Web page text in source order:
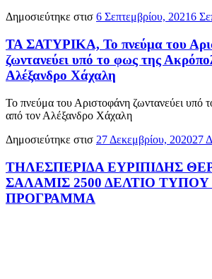
Δημοσιεύτηκε στισ 6 Σεπτεμβρίου, 20216
ΤΑ ΣΑΤΥΡΙΚΑ, Το πνεύμα του
ζωντανεύει υπό το φως της
Αλέξανδρο Χάχαλη
Το πνεύμα του Αριστοφάνη ζωντανεύει υπό
από τον Αλέξανδρο Χάχαλη
Δημοσιεύτηκε στισ 27 Δεκεμβρίου, 202027
ΤΗΛΕΣΠΕΡΙΔΑ ΕΥΡΙΠΙΔΗΣ
ΣΑΛΑΜΙΣ 2500 ΔΕΛΤΙΟ ΤΥΠΟΥ
ΠΡΟΓΡΑΜΜΑ